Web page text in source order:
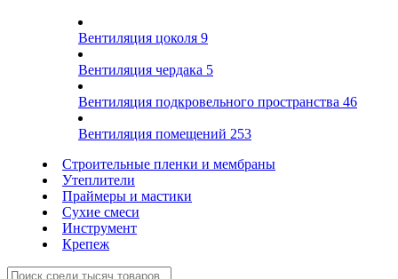
Вентиляция цоколя 9
Вентиляция чердака 5
Вентиляция подкровельного пространства 46
Вентиляция помещений 253
Строительные пленки и мембраны
Утеплители
Праймеры и мастики
Сухие смеси
Инструмент
Крепеж